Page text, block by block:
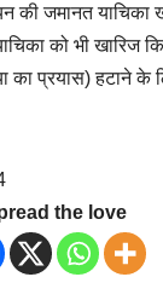
की जमानत याचिका
को भी खारिज
का प्रयास) हटाने के
the love